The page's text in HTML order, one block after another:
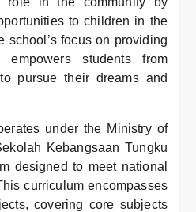
to children in the
school’s focus on providing
empowers students from
pursue their dreams and
under the Ministry of
Kebangsaan Tungku
designed to meet national
curriculum encompasses
covering core subjects